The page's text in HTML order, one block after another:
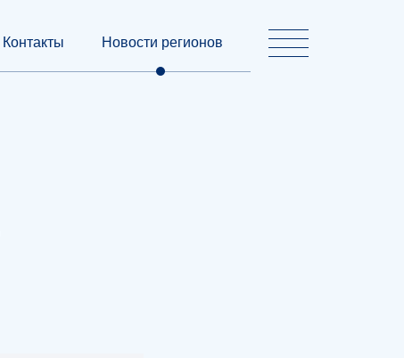
Контакты Новости регионов